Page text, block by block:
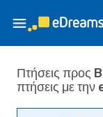
Πτήσεις προς
πτήσεις με